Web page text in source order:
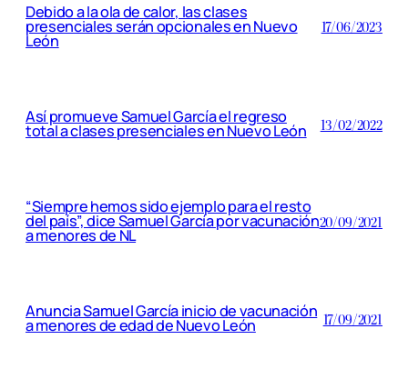
Debido a la ola de calor, las clases
presenciales serán opcionales en Nuevo
León
17/06/2023
Así promueve Samuel García el regreso
total a clases presenciales en Nuevo León 13/02/2022
“Siempre hemos sido ejemplo para el resto
del país”, dice Samuel García por vacunación
a menores de NL
20/09/2021
Anuncia Samuel García inicio de vacunación
a menores de edad de Nuevo León 17/09/2021